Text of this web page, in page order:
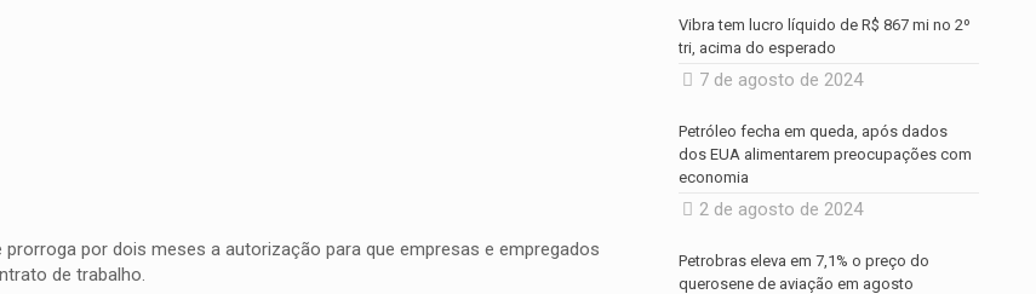
por dois meses a autorização para que empresas e empregados
de trabalho.
Vibra tem lucro líquido de R$ 867 mi no 2º
tri, acima do esperado
7 de agosto de 2024
Petróleo fecha em queda, após dados
dos EUA alimentarem preocupações com
economia
2 de agosto de 2024
Petrobras eleva em 7,1% o preço do
querosene de aviação em agosto